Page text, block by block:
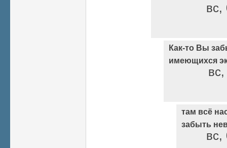
вс,
Как-то Вы
имеющихся
там всё
забыть
вс,